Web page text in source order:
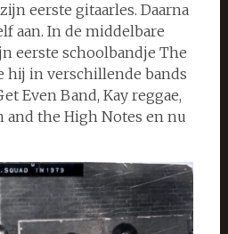
eerste gitaarles. Daarna
aan. In de middelbare
eerste schoolbandje The
hij in verschillende bands
Even Band, Kay reggae,
and the High Notes en nu